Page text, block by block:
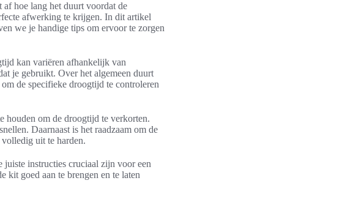
hoe lang het duurt voordat de
afwerking te krijgen. In dit artikel
we je handige tips om ervoor te zorgen
kan variëren afhankelijk van
je gebruikt. Over het algemeen duurt
de specifieke droogtijd te controleren
houden om de droogtijd te verkorten.
Daarnaast is het raadzaam om de
uit te harden.
instructies cruciaal zijn voor een
kit goed aan te brengen en te laten